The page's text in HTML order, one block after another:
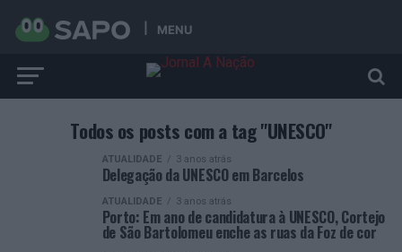
MENU
Todos os posts com a tag "UNESCO"
ATUALIDADE 3 anos atrás
Delegação da UNESCO em Barcelos
ATUALIDADE 3 anos atrás
Porto: Em ano de candidatura à UNESCO, Cortejo
de São Bartolomeu enche as ruas da Foz de cor